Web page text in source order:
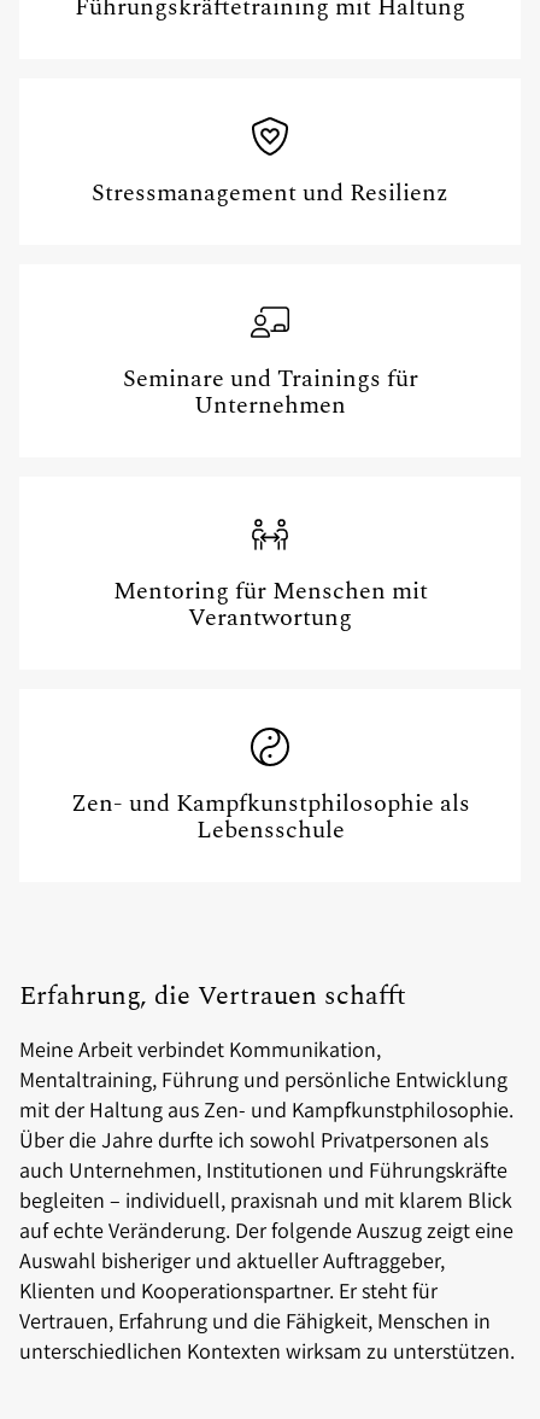
Führungskräftetraining mit Haltung
Stressmanagement und Resilienz
Seminare und Trainings für
Unternehmen
Mentoring für Menschen mit
Verantwortung
Zen- und Kampfkunstphilosophie als
Lebensschule
Erfahrung, die Vertrauen schafft
Meine Arbeit verbindet Kommunikation,
Mentaltraining, Führung und persönliche Entwicklung
mit der Haltung aus Zen- und Kampfkunstphilosophie.
Über die Jahre durfte ich sowohl Privatpersonen als
auch Unternehmen, Institutionen und Führungskräfte
begleiten – individuell, praxisnah und mit klarem Blick
auf echte Veränderung. Der folgende Auszug zeigt eine
Auswahl bisheriger und aktueller Auftraggeber,
Klienten und Kooperationspartner. Er steht für
Vertrauen, Erfahrung und die Fähigkeit, Menschen in
unterschiedlichen Kontexten wirksam zu unterstützen.